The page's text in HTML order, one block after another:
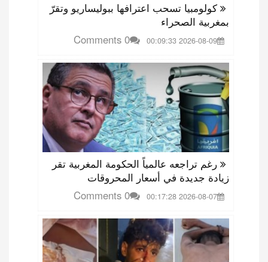
كولومبيا تسحب اعترافها ببوليساريو وتقرّ
بمغربية الصحراء
2026-08-09 00:09:33
0 Comments
رغم تراجعه عالمياً الحكومة المغربية تقر
زيادة جديدة في أسعار المحروقات
2026-08-07 00:17:28
0 Comments